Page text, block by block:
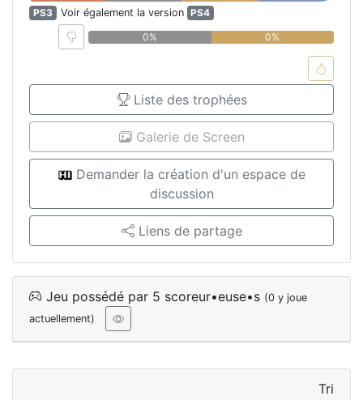
PS3
Voir également la version PS4
0%
0%
Liste des trophées
Galerie de Screen
Demander la création d'un espace de
discussion
Liens de partage
Jeu possédé par 5 scoreur•euse•s (0 y joue
actuellement)
Tri